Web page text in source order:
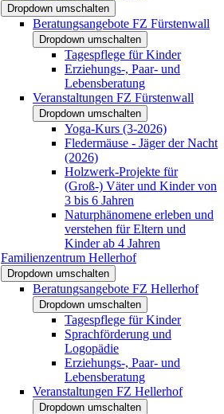
Dropdown umschalten
Beratungsangebote FZ Fürstenwall
Dropdown umschalten
Tagespflege für Kinder
Erziehungs-, Paar- und
Lebensberatung
Veranstaltungen FZ Fürstenwall
Dropdown umschalten
Yoga-Kurs (3-2026)
Fledermäuse - Jäger der Nacht
(2026)
Holzwerk-Projekte für
(Groß-) Väter und Kinder von
3 bis 6 Jahren
Naturphänomene erleben und
verstehen für Eltern und
Kinder ab 4 Jahren
Familienzentrum Hellerhof
Dropdown umschalten
Beratungsangebote FZ Hellerhof
Dropdown umschalten
Tagespflege für Kinder
Sprachförderung und
Logopädie
Erziehungs-, Paar- und
Lebensberatung
Veranstaltungen FZ Hellerhof
Dropdown umschalten